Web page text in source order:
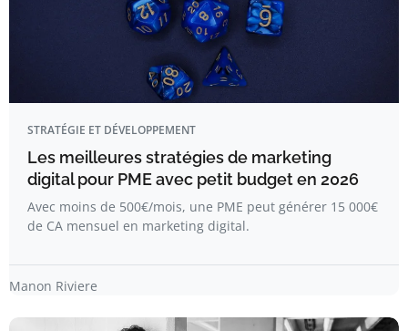
STRATÉGIE ET DÉVELOPPEMENT
Les meilleures stratégies de marketing
digital pour PME avec petit budget en 2026
Avec moins de 500€/mois, une PME peut générer 15 000€
de CA mensuel en marketing digital.
Manon Riviere